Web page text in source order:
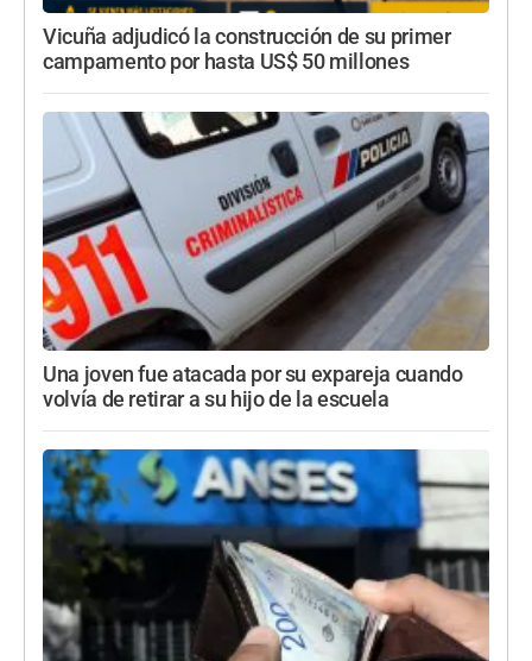
Vicuña adjudicó la construcción de su primer
campamento por hasta US$ 50 millones
Una joven fue atacada por su expareja cuando
volvía de retirar a su hijo de la escuela